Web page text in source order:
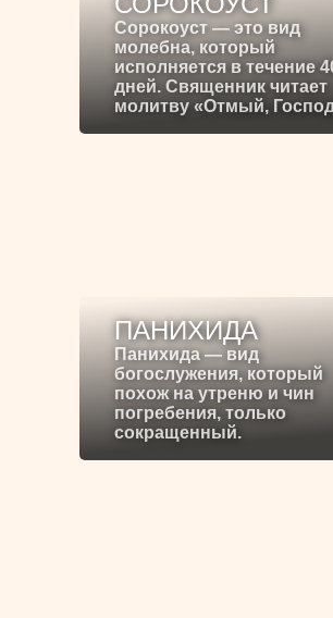
Сорокоуст — это вид
молебна, который
исполняется в течение
дней. Священник читает
молитву «Отмый,
ПАНИХИДА
Панихида — вид
богослужения, который
похож на утреню и чин
погребения, только
сокращенный.